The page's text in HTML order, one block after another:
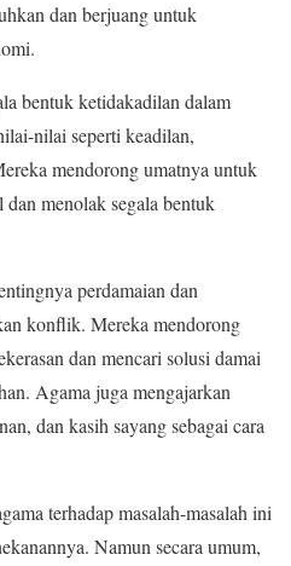
dan berjuang untuk
bentuk ketidakadilan dalam
nilai seperti keadilan,
mendorong umatnya untuk
menolak segala bentuk
perdamaian dan
konflik. Mereka mendorong
dan mencari solusi damai
Agama juga mengajarkan
dan kasih sayang sebagai cara
terhadap masalah-masalah ini
Namun secara umum,